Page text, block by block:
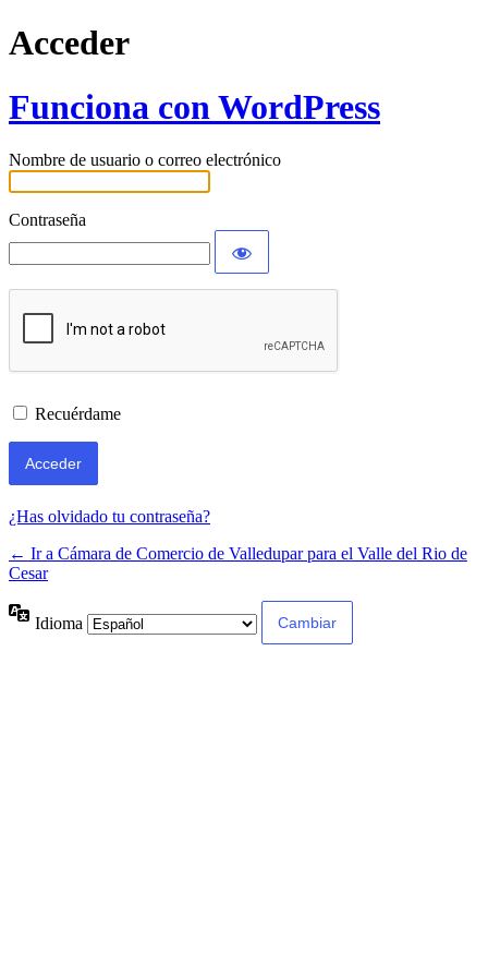
Acceder
Funciona con WordPress
Nombre de usuario o correo electrónico
Contraseña
Recuérdame
¿Has olvidado tu contraseña?
← Ir a Cámara de Comercio de Valledupar para el Valle del Rio de
Cesar
Idioma